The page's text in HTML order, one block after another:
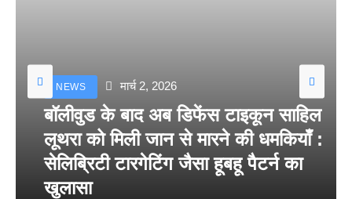
NEWS मार्च 2, 2026
बॉलीवुड के बाद अब डिफेंस टाइकून साहिल
लूथरा को मिली जान से मारने की धमकियाँ :
सेलिब्रिटी टारगेटिंग जैसा हूबहू पैटर्न का
खुलासा